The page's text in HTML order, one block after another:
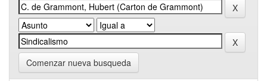
Comenzar nueva busqueda